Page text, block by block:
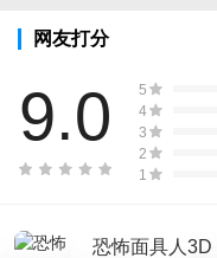
网友打分
9.0
5
4
3
2
1
恐怖面具人3D